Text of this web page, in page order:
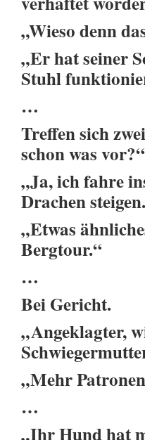
„Wieso denn
„Er hat seiner
Stuhl
…
Treffen sich
schon was vor?“
„Ja, ich fahre
Drachen
„Etwas
Bergtour.“
…
Bei Gericht.
„Angeklagter,
„Mehr
…
„Ihr Hund hat